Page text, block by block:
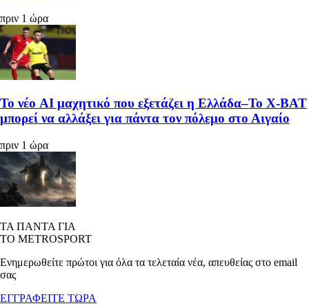
πριν 1 ώρα
Το νέο AI μαχητικό που εξετάζει η Ελλάδα–Το X-BAT
μπορεί να αλλάξει για πάντα τον πόλεμο στο Αιγαίο
πριν 1 ώρα
ΤΑ ΠΑΝΤΑ ΓΙΑ
ΤΟ METROSPORT
Ενημερωθείτε πρώτοι για όλα τα τελεταία νέα, απευθείας στο email
σας
ΕΓΓΡΑΦΕΙΤΕ ΤΩΡΑ